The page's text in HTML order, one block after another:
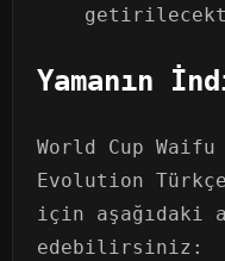
Yamanın
World Cup
Evolution
için aşağıdaki
edebilirsiniz: